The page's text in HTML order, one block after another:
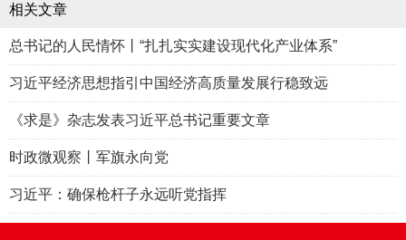
相关文章
总书记的人民情怀丨“扎扎实实建设现代化产业体系”
习近平经济思想指引中国经济高质量发展行稳致远
《求是》杂志发表习近平总书记重要文章
时政微观察丨军旗永向党
习近平：确保枪杆子永远听党指挥